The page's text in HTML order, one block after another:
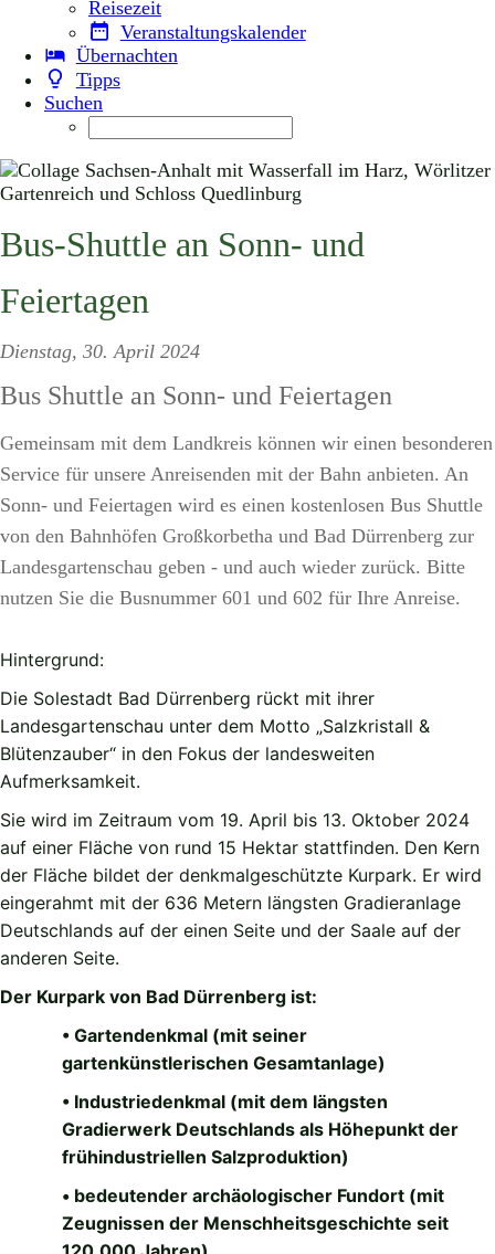
Reisezeit
Veranstaltungskalender
Übernachten
Tipps
Suchen
Bus-Shuttle an Sonn- und
Feiertagen
Dienstag, 30. April 2024
Bus Shuttle an Sonn- und Feiertagen
Gemeinsam mit dem Landkreis können wir einen besonderen
Service für unsere Anreisenden mit der Bahn anbieten. An
Sonn- und Feiertagen wird es einen kostenlosen Bus Shuttle
von den Bahnhöfen Großkorbetha und Bad Dürrenberg zur
Landesgartenschau geben - und auch wieder zurück. Bitte
nutzen Sie die Busnummer 601 und 602 für Ihre Anreise.
Hintergrund:
Die Solestadt Bad Dürrenberg rückt mit ihrer
Landesgartenschau unter dem Motto „Salzkristall &
Blütenzauber“ in den Fokus der landesweiten
Aufmerksamkeit.
Sie wird im Zeitraum vom 19. April bis 13. Oktober 2024
auf einer Fläche von rund 15 Hektar stattfinden. Den Kern
der Fläche bildet der denkmalgeschützte Kurpark. Er wird
eingerahmt mit der 636 Metern längsten Gradieranlage
Deutschlands auf der einen Seite und der Saale auf der
anderen Seite.
Der Kurpark von Bad Dürrenberg ist:
• Gartendenkmal (mit seiner
gartenkünstlerischen Gesamtanlage)
• Industriedenkmal (mit dem längsten
Gradierwerk Deutschlands als Höhepunkt der
frühindustriellen Salzproduktion)
• bedeutender archäologischer Fundort (mit
Zeugnissen der Menschheitsgeschichte seit